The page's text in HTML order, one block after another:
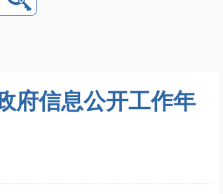
府信息公开工作年